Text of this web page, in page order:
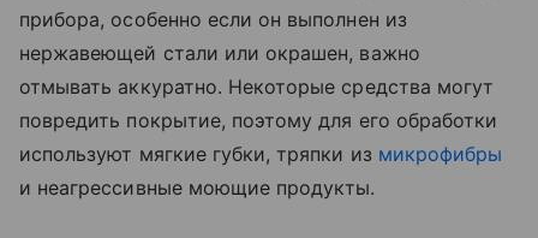
прибора, особенно если он выполнен из
нержавеющей стали или окрашен, важно
отмывать аккуратно. Некоторые средства могут
повредить покрытие, поэтому для его обработки
используют мягкие губки, тряпки из микрофибры
и неагрессивные моющие продукты.